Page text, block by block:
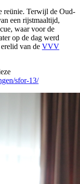
reünie. Terwijl de Oud-
een rijstmaaltijd,
waar voor de
op de dag werd
van de VVV
sfor-13/